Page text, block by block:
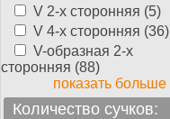
V 2-х сторонняя (5)
V 4-х сторонняя (36)
V-образная 2-х
сторонняя (88)
показать больше
Количество сучков: